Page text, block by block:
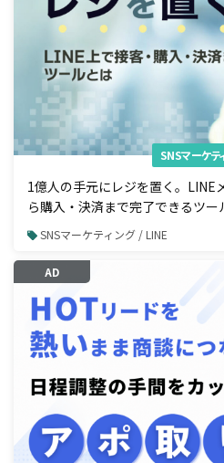
SNSマーケテ
1億人の手元にレジを置く。LINE
ら購入・決済まで完了できるツー
SNSマーケティング / LINE
AD